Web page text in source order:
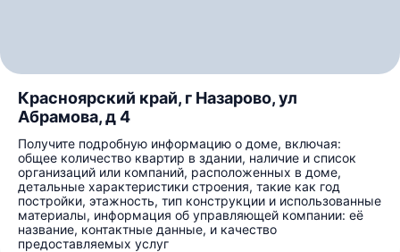
Красноярский край, г Назарово, ул
Абрамова, д 4
Получите подробную информацию о доме, включая:
общее количество квартир в здании, наличие и список
организаций или компаний, расположенных в доме,
детальные характеристики строения, такие как год
постройки, этажность, тип конструкции и использованные
материалы, информация об управляющей компании: её
название, контактные данные, и качество
предоставляемых услуг